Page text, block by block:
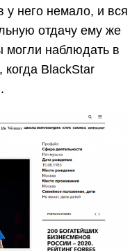
у него немало, и вся
отдачу ему же
могли наблюдать в
BlackStar